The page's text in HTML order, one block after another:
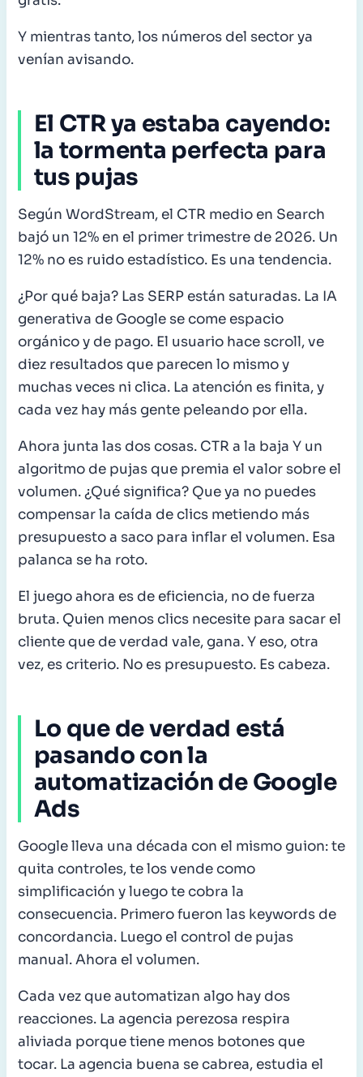
Y mientras tanto, los números del sector ya
venían avisando.
El CTR ya estaba cayendo:
la tormenta perfecta para
tus pujas
Según WordStream, el CTR medio en Search
bajó un 12% en el primer trimestre de 2026. Un
12% no es ruido estadístico. Es una tendencia.
¿Por qué baja? Las SERP están saturadas. La IA
generativa de Google se come espacio
orgánico y de pago. El usuario hace scroll, ve
diez resultados que parecen lo mismo y
muchas veces ni clica. La atención es finita, y
cada vez hay más gente peleando por ella.
Ahora junta las dos cosas. CTR a la baja Y un
algoritmo de pujas que premia el valor sobre el
volumen. ¿Qué significa? Que ya no puedes
compensar la caída de clics metiendo más
presupuesto a saco para inflar el volumen. Esa
palanca se ha roto.
El juego ahora es de eficiencia, no de fuerza
bruta. Quien menos clics necesite para sacar el
cliente que de verdad vale, gana. Y eso, otra
vez, es criterio. No es presupuesto. Es cabeza.
Lo que de verdad está
pasando con la
automatización de Google
Ads
Google lleva una década con el mismo guion: te
quita controles, te los vende como
simplificación y luego te cobra la
consecuencia. Primero fueron las keywords de
concordancia. Luego el control de pujas
manual. Ahora el volumen.
Cada vez que automatizan algo hay dos
reacciones. La agencia perezosa respira
aliviada porque tiene menos botones que
tocar. La agencia buena se cabrea, estudia el